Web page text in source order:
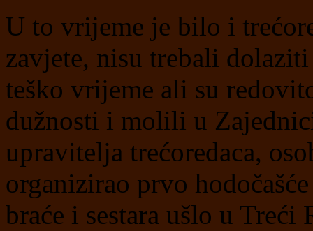
U to vrijeme je bilo i
zavjete, nisu trebali
teško vrijeme ali su
dužnosti i molili u
upravitelja trećoredaca,
organizirao prvo
braće i sestara ušlo u Treći